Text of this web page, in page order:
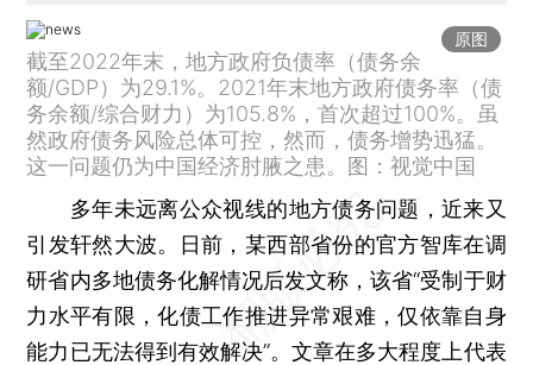
原图
截至2022年末，地方政府负债率（债务余
额/GDP）为29.1%。2021年末地方政府债务率（债
务余额/综合财力）为105.8%，首次超过100%。虽
然政府债务风险总体可控，然而，债务增势迅猛。
这一问题仍为中国经济肘腋之患。图：视觉中国
多年未远离公众视线的地方债务问题，近来又
引发轩然大波。日前，某西部省份的官方智库在调
研省内多地债务化解情况后发文称，该省“受制于财
力水平有限，化债工作推进异常艰难，仅依靠自身
能力已无法得到有效解决”。文章在多大程度上代表